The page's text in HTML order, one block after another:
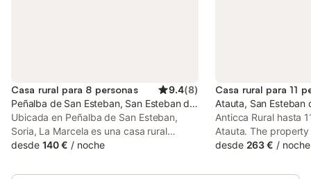
Casa rural para 8 personas 9.4(8)
Peñalba de San Esteban, San Esteban de Gormaz
Ubicada en Peñalba de San Esteban,
Soria, La Marcela es una casa rural
rehabilitada de 130 m² que acoge hasta
montaña. Disfrutaréis de 4 dormitorios,
desde 140 € / noche
Casa rural para 11
Atauta, San Esteban
Anticca Rural hasta
Atauta. The
views.
desde 263 € / noche